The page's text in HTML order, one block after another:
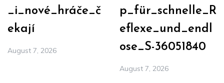
_i_nové_hráče_č
ekají
August 7, 2026
p_für_schnelle_R
eflexe_und_endl
ose_S-36051840
August 7, 2026